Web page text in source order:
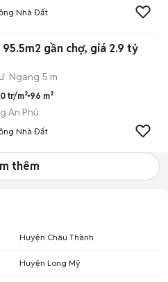
Nhà Đất
gần chợ, giá 2.9 tỷ
Ngang 5 m
tr/m² 96 m²
An Phú
Nhà Đất
thêm
Huyện Châu Thành
Huyện Long Mỹ